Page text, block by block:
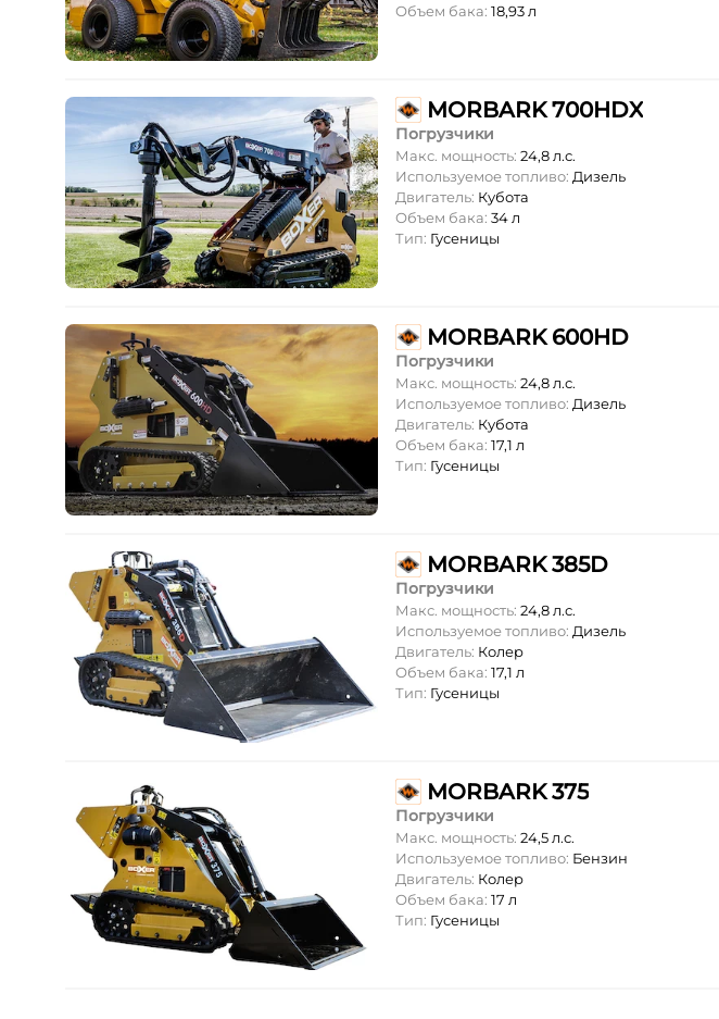
Объем бака: 18,93 л
MORBARK 700HDX
Погрузчики
Макс. мощность: 24,8 л.с.
Используемое топливо: Дизель
Двигатель: Кубота
Объем бака: 34 л
Тип: Гусеницы
MORBARK 600HD
Погрузчики
Макс. мощность: 24,8 л.с.
Используемое топливо: Дизель
Двигатель: Кубота
Объем бака: 17,1 л
Тип: Гусеницы
MORBARK 385D
Погрузчики
Макс. мощность: 24,8 л.с.
Используемое топливо: Дизель
Двигатель: Колер
Объем бака: 17,1 л
Тип: Гусеницы
MORBARK 375
Погрузчики
Макс. мощность: 24,5 л.с.
Используемое топливо: Бензин
Двигатель: Колер
Объем бака: 17 л
Тип: Гусеницы